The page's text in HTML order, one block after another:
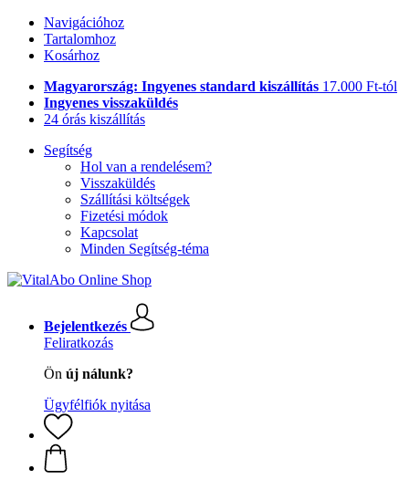
Navigációhoz
Tartalomhoz
Kosárhoz
Magyarország: Ingyenes standard kiszállítás 17.000 Ft-tól
Ingyenes visszaküldés
24 órás kiszállítás
Segítség
Hol van a rendelésem?
Visszaküldés
Szállítási költségek
Fizetési módok
Kapcsolat
Minden Segítség-téma
Bejelentkezés
Feliratkozás
Ön új nálunk?
Ügyfélfiók nyitása